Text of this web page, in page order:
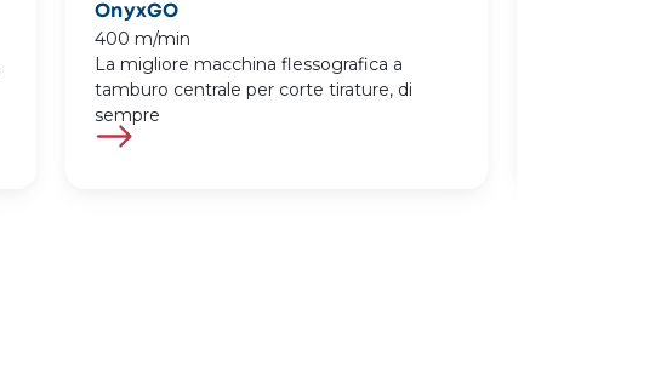
OnyxGO
400 m/min
La migliore macchina flessografica a
tamburo centrale per corte tirature, di
sempre